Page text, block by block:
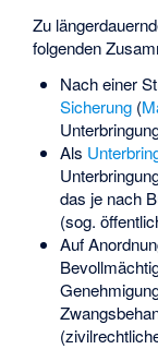
Zu
folgenden
Nach einer
Sicherung(
Als
das je nach
(sog.
Auf